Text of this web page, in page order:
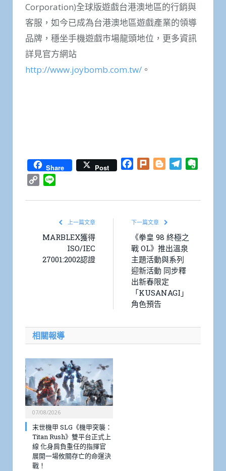
Corporation)全球版遊戲台港澳地區的行銷與
客服，如今已成為台港澳地區遊戲產業的領導
品牌，穩坐手機遊戲市場龍頭地位，更多資訊
詳見官方網站
http://www.joybomb.com.tw/ 。
Share Post Facebook
Plurk BloggerTelegram
Copy
上一篇文章
MARBLEX獲得
ISO/IEC
27001:2002認證
下一篇文章
《拳皇 98 終極之
戰 OL》推出溫泉
主題活動與系列
迎新活動 同步釋
出新春限定
「KUSANAGI」
角色預告
相關報導
07/08/2026
末世機甲 SLG《機甲突襲：
Titan Rush》雙平台正式上
線 化身肩負重任的指揮官
展開一場攸關存亡的命運決
戰！